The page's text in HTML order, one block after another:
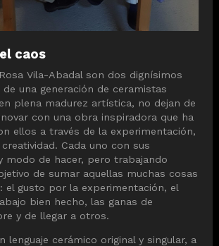
caos
Vila-Abadal son dos dignísimos
una generación de ceramistas
plena madurez artística, no dejan de
con una obra inspiradora que ha
ellos a través de la experimentación,
Cada uno con sus
modo de hacer, pero trabajando
de sumar aquellas muchas cosas
el gusto por la experimentación, el
bien hecho, las ganas de
y de llegar a otros.
lenguaje cerámico original y singular, a